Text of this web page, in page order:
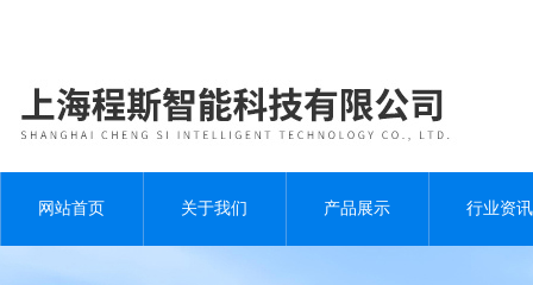
网站首页 关于我们 产品展示 行业资讯